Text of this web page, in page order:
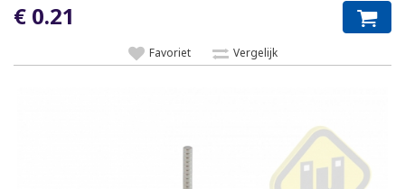
€ 0.21
Favoriet Vergelijk